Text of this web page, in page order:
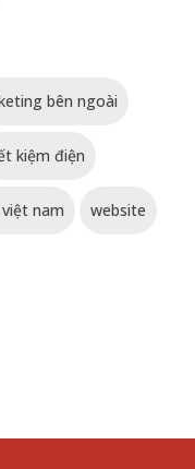
bên ngoài
kiệm điện
nam website